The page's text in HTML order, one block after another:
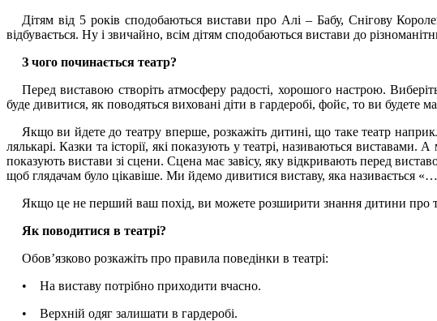
Дітям від 5 років сподобаються вистави про Алі – Бабу, Снігову
відбувається. Ну і звичайно, всім дітям сподобаються вистави до
З чого починається театр?
Перед виставою створіть атмосферу радості, хорошого настрою.
буде дивитися, як поводяться виховані діти в гардеробі, фойє, то ви будете
Якщо ви йдете до театру вперше, розкажіть дитині, що таке театр
лялькарі. Казки та історії, які показують у театрі, називаються
показують вистави зі сцени. Сцена має завісу, яку відкривають перед
щоб глядачам було цікавіше. Ми йдемо дивитися виставу, яка називається
Якщо це не перший ваш похід, ви можете розширити знання дитини про
Як поводитися в театрі?
Обов’язково розкажіть про правила поведінки в театрі:
• На виставу потрібно приходити вчасно.
• Верхній одяг залишати в гардеробі.